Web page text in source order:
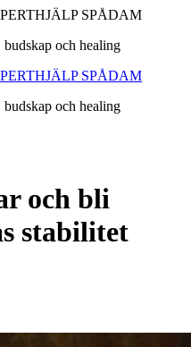
SPÅDAM
och healing
SPÅDAM
och healing
och bli
stabilitet